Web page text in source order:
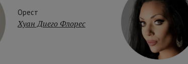
Орест
Хуан Диего Флорес